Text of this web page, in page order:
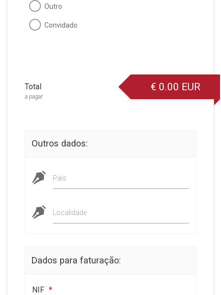
Outro
Convidado
Total
a pagar
€ 0.00 EUR
Outros dados:
País
Localidade
Dados para faturação:
NIF *